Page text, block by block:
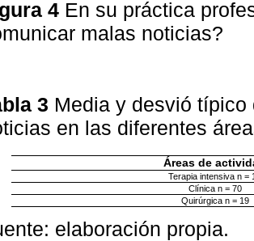
4 En su práctica
malas noticias?
3 Media y desvió
en las diferentes
Áreas de
Terapia intensiva n =
Clínica n = 70
Quirúrgica n = 19
elaboración propia.